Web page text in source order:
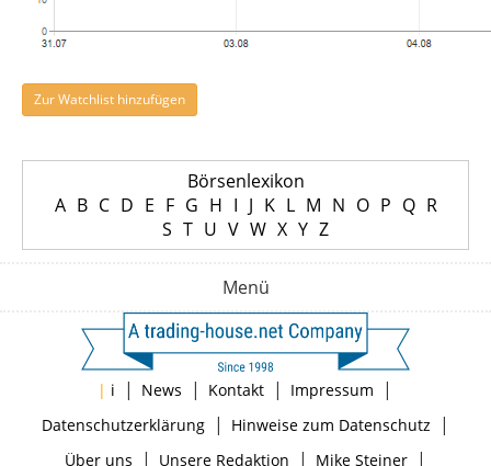
Zur Watchlist hinzufügen
Börsenlexikon
A B C D E F G H I J K L M N O P Q R
S T U V W X Y Z
Menü
| i | News | Kontakt | Impressum |
Datenschutzerklärung| Hinweise zum Datenschutz |
Über uns | Unsere Redaktion | Mike Steiner|